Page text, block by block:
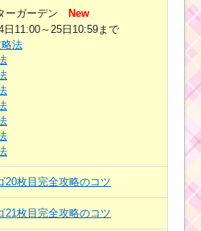
ーガーデン New
11:00～25日10:59まで
法
枚目完全攻略のコツ
枚目完全攻略のコツ